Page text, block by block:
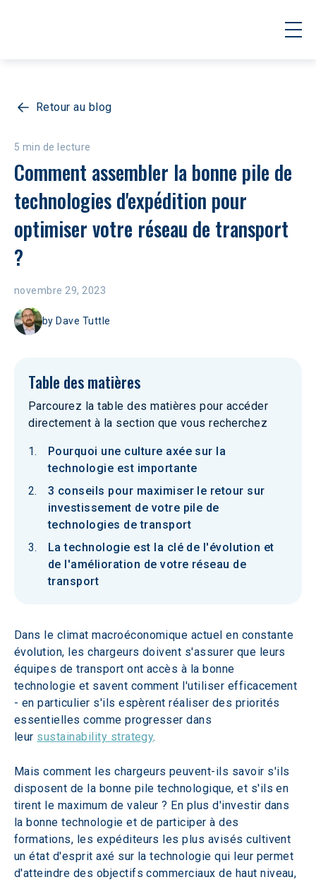
Retour au blog
5 min de lecture
Comment assembler la bonne pile de
technologies d'expédition pour
optimiser votre réseau de transport
?
novembre 29, 2023
by Dave Tuttle
Table des matières
Parcourez la table des matières pour accéder
directement à la section que vous recherchez
Pourquoi une culture axée sur la
technologie est importante
3 conseils pour maximiser le retour sur
investissement de votre pile de
technologies de transport
La technologie est la clé de l'évolution et
de l'amélioration de votre réseau de
transport
Dans le climat macroéconomique actuel en constante
évolution, les chargeurs doivent s'assurer que leurs
équipes de transport ont accès à la bonne
technologie et savent comment l'utiliser efficacement
- en particulier s'ils espèrent réaliser des priorités
essentielles comme progresser dans
leur sustainability strategy.
Mais comment les chargeurs peuvent-ils savoir s'ils
disposent de la bonne pile technologique, et s'ils en
tirent le maximum de valeur ? En plus d'investir dans
la bonne technologie et de participer à des
formations, les expéditeurs les plus avisés cultivent
un état d'esprit axé sur la technologie qui leur permet
d'atteindre des objectifs commerciaux de haut niveau,